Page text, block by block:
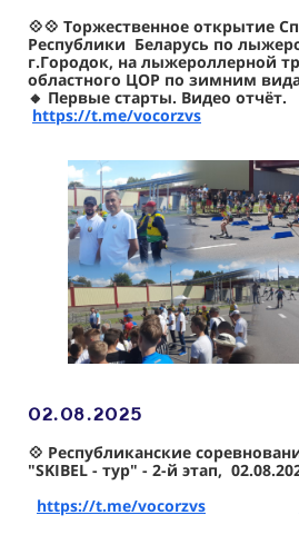
💠💠 Торжественное открытие
Республики Беларусь по
г.Городок, на лыжероллерной
областного ЦОР по зимним
🔸 Первые старты. Видео отчёт.
https://t.me/vocorzvs
02.08.2025
💠 Республиканские
"SKIBEL - тур" - 2-й этап,
https://t.me/vocorzvs